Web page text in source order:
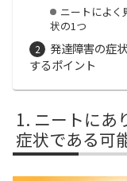
ニートによく
状の1つ
発達障害の症
するポイント
ニートにあ
症状である可